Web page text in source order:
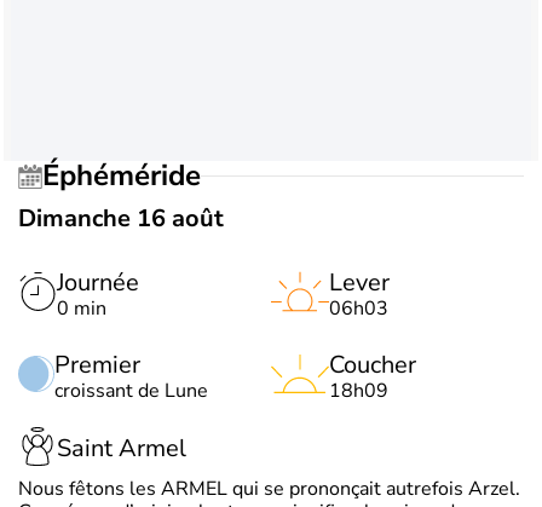
Éphéméride
Dimanche 16 août
Journée
0 min
Premier
croissant de Lune
Lever
06h03
Coucher
18h09
Saint Armel
Nous fêtons les ARMEL qui se prononçait autrefois Arzel.